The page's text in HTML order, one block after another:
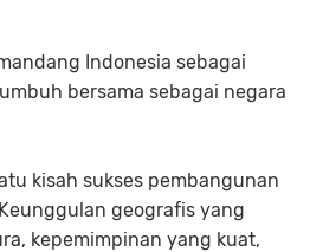
Indonesia sebagai
bersama sebagai negara
kisah sukses pembangunan
geografis yang
kepemimpinan yang kuat,